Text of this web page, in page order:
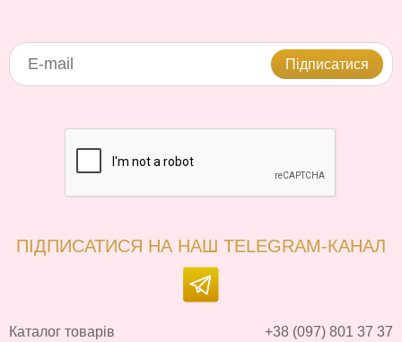
Підписатися
ПІДПИСАТИСЯ НА НАШ TELEGRAM-КАНАЛ
Каталог товарів +38 (097) 801 37 37